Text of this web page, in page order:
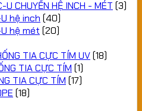
U CHUYỂN HỆ INCH - MÉT (3)
hệ inch (40)
hệ mét (20)
TIA CỰC TÍM UV(18)
TIA CỰC TÍM (1)
TIA CỰC TÍM (17)
(18)